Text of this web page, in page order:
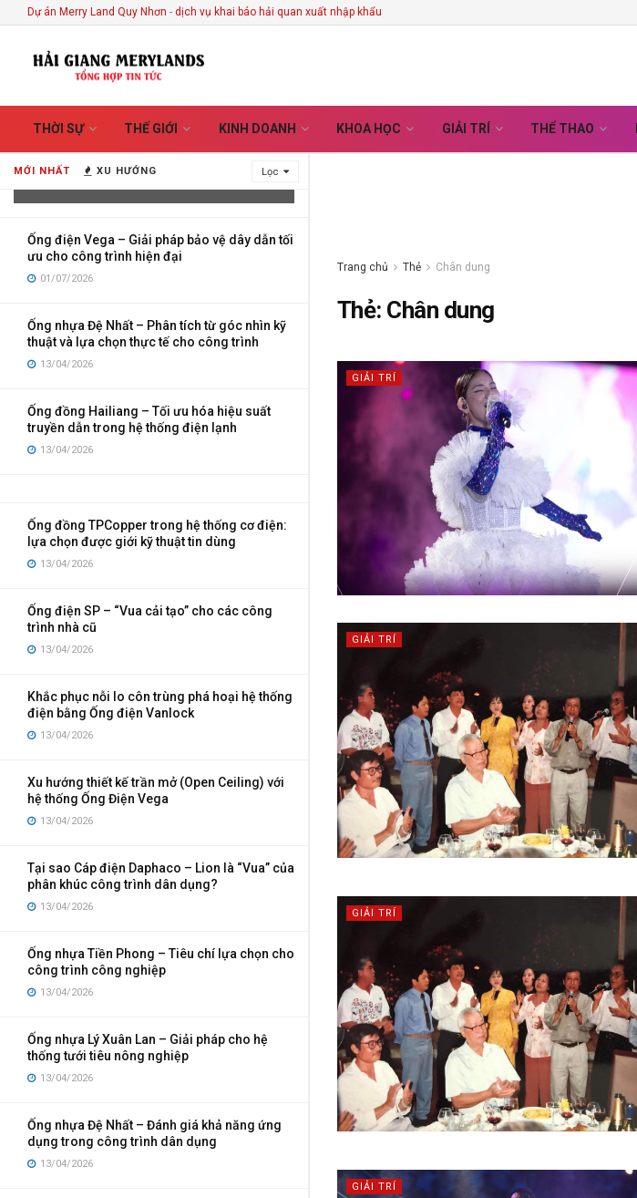
MỚI NHẤT XU HƯỚNG Lọc
Vietnam Handicrafts Store in Hoi An –
Discover the Stories Hidden Behind
Every Handmade Creation
Ống điện Vega – Giải pháp bảo vệ dây dẫn tối
ưu cho công trình hiện đại
01/07/2026
Ống nhựa Đệ Nhất – Phân tích từ góc nhìn kỹ
thuật và lựa chọn thực tế cho công trình
13/04/2026
Ống đồng Hailiang – Tối ưu hóa hiệu suất
truyền dẫn trong hệ thống điện lạnh
13/04/2026
Ống đồng TPCopper trong hệ thống cơ điện:
lựa chọn được giới kỹ thuật tin dùng
13/04/2026
Ống điện SP – “Vua cải tạo” cho các công
trình nhà cũ
13/04/2026
Khắc phục nỗi lo côn trùng phá hoại hệ thống
điện bằng Ống điện Vanlock
13/04/2026
Xu hướng thiết kế trần mở (Open Ceiling) với
hệ thống Ống Điện Vega
13/04/2026
Tại sao Cáp điện Daphaco – Lion là “Vua” của
phân khúc công trình dân dụng?
13/04/2026
Ống nhựa Tiền Phong – Tiêu chí lựa chọn cho
công trình công nghiệp
13/04/2026
Ống nhựa Lý Xuân Lan – Giải pháp cho hệ
thống tưới tiêu nông nghiệp
13/04/2026
Ống nhựa Đệ Nhất – Đánh giá khả năng ứng
dụng trong công trình dân dụng
13/04/2026
Dự án Merry Land Quy Nhơn - dịch vụ khai báo hải quan xuất nhập khẩu
THỜI SỰ THẾ GIỚI KINH DOANH KHOA HỌC GIẢI TRÍ THỂ THAO
Trang chủ Thẻ Chân dung
Thẻ: Chân dung
GIẢI TRÍ
GIẢI TRÍ
GIẢI TRÍ
GIẢI TRÍ